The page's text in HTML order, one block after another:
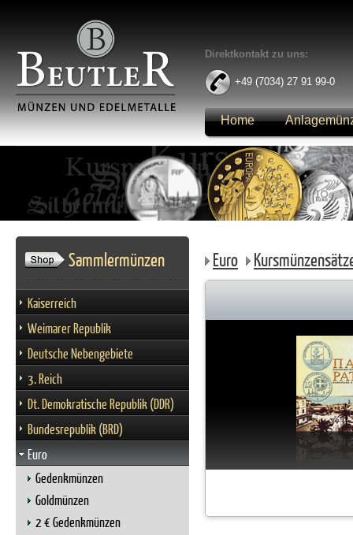
Direktkontakt zu uns:
+49 (7034) 27 91 99-0
Home
Anmelden
Sammlermünzen
Kaiserreich
Weimarer Republik
Deutsche Nebengebiete
3. Reich
Dt. Demokratische Republik (DDR)
Bundesrepublik (BRD)
Euro
Gedenkmünzen
Goldmünzen
2 € Gedenkmünzen
Euro